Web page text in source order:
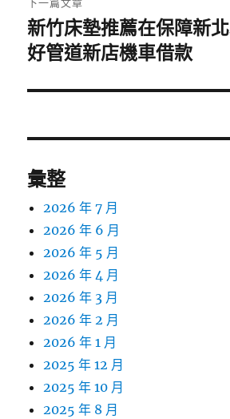
下
一
文
新竹床墊推薦在保障新
好管道新店機車借款
彙整
2026 年 7 月
2026 年 6 月
2026 年 5 月
2026 年 4 月
2026 年 3 月
2026 年 2 月
2026 年 1 月
2025 年 12 月
2025 年 10 月
2025 年 8 月